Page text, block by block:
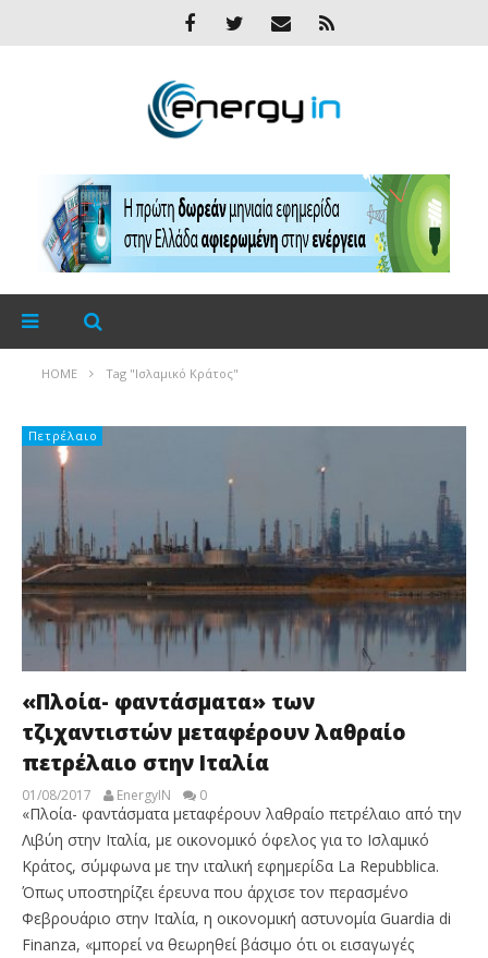
HOME Tag "Ισλαμικό Κράτος"
Πετρέλαιο
«Πλοία- φαντάσματα» των
τζιχαντιστών μεταφέρουν λαθραίο
πετρέλαιο στην Ιταλία
01/08/2017 EnergyIN 0
«Πλοία- φαντάσματα μεταφέρουν λαθραίο πετρέλαιο από την
Λιβύη στην Ιταλία, με οικονομικό όφελος για το Ισλαμικό
Κράτος, σύμφωνα με την ιταλική εφημερίδα La Repubblica.
Όπως υποστηρίζει έρευνα που άρχισε τον περασμένο
Φεβρουάριο στην Ιταλία, η οικονομική αστυνομία Guardia di
Finanza, «μπορεί να θεωρηθεί βάσιμο ότι οι εισαγωγές